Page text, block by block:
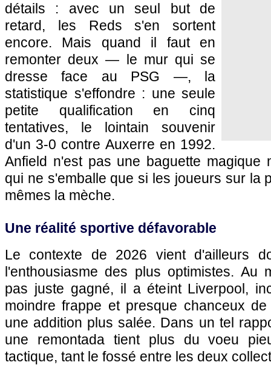
détails : avec un seul but de
retard, les Reds s'en sortent
encore. Mais quand il faut en
remonter deux — le mur qui se
dresse face au PSG —, la
statistique s'effondre : une seule
petite qualification en cinq
tentatives, le lointain souvenir
d'un 3-0 contre Auxerre en 1992.
Anfield n'est pas une baguette magique
qui ne s'emballe que si les joueurs sur la
mêmes la mèche.
Une réalité sportive défavorable
Le contexte de 2026 vient d'ailleurs
l'enthousiasme des plus optimistes. Au
pas juste gagné, il a éteint Liverpool,
moindre frappe et presque chanceux
une addition plus salée. Dans un tel
une remontada tient plus du voeu
tactique, tant le fossé entre les deux